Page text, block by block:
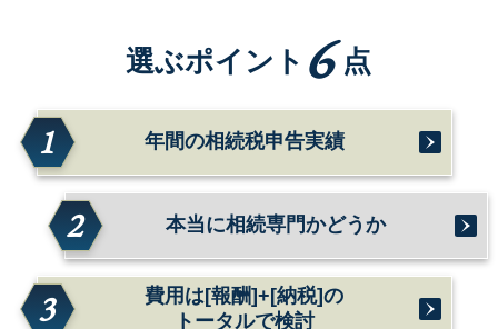
選ぶポイント 6 点
1 年間の相続税申告実績
2 本当に相続専門かどうか
3
費用は[報酬]+[納税]の
トータルで検討